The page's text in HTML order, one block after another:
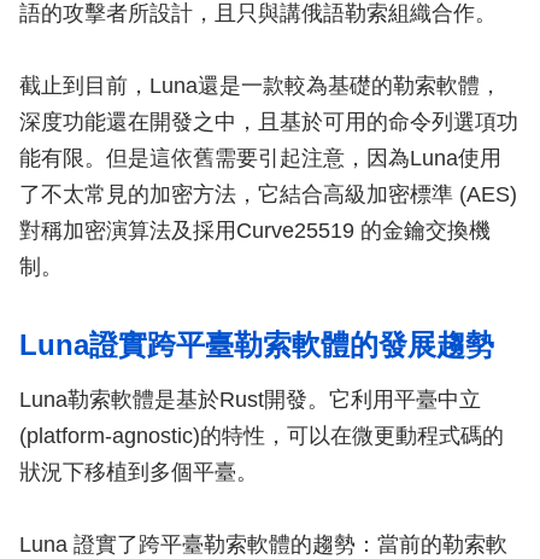
語的攻擊者所設計，且只與講俄語勒索組織合作。
截止到目前，Luna還是一款較為基礎的勒索軟體，
深度功能還在開發之中，且基於可用的命令列選項功
能有限。但是這依舊需要引起注意，因為Luna使用
了不太常見的加密方法，它結合高級加密標準 (AES)
對稱加密演算法及採用Curve25519 的金鑰交換機
制。
Luna證實跨平臺勒索軟體的發展趨勢
Luna勒索軟體是基於Rust開發。它利用平臺中立
(platform-agnostic)的特性，可以在微更動程式碼的
狀況下移植到多個平臺。
Luna 證實了跨平臺勒索軟體的趨勢：當前的勒索軟